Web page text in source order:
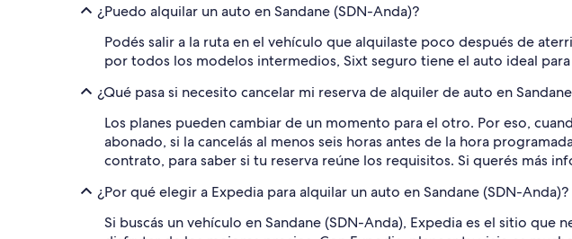
¿Puedo alquilar un auto en Sandane (SDN-Anda)?
Podés salir a la ruta en el vehículo que alquilaste poco después de
por todos los modelos intermedios, Sixt seguro tiene el auto ideal para
¿Qué pasa si necesito cancelar mi reserva de alquiler de auto en
Los planes pueden cambiar de un momento para el otro. Por eso,
abonado, si la cancelás al menos seis horas antes de la hora
contrato, para saber si tu reserva reúne los requisitos. Si querés más
¿Por qué elegir a Expedia para alquilar un auto en Sandane (SDN-Anda)?
Si buscás un vehículo en Sandane (SDN-Anda), Expedia es el sitio